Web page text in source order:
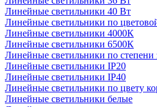
Линейные светильники 40 Вт
Линейные светильники по
Линейные светильники 4000К
Линейные светильники 6500К
Линейные светильники по
Линейные светильники IP20
Линейные светильники IP40
Линейные светильники по цвету
Линейные светильники белые